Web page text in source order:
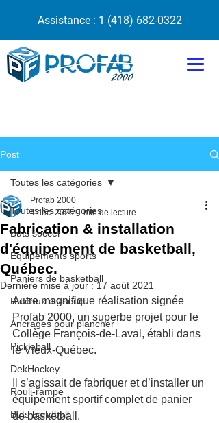
Assistance : 1 (418) 682-0322
Post
Toutes les catégories
Buts soccer
Équipements sports
Paniers de basketball
Rideaux diviseurs
Ancrages pour plancher
Pickleball
DekHockey
Rouli-rampe
Buts handball
Toutes les catégories
Fabrication & installation
d'équipement de basketball,
Québec.
Profab 2000
4 déc. 2020 1 min de lecture
Dernière mise à jour :17 août 2021
Autre magnifique réalisation signée
Profab 2000, un superbe projet pour le
Collège François-de-Laval, établi dans
le Vieux-Québec.
Il s’agissait de fabriquer et d’installer un
équipement sportif complet de panier
de basketball.